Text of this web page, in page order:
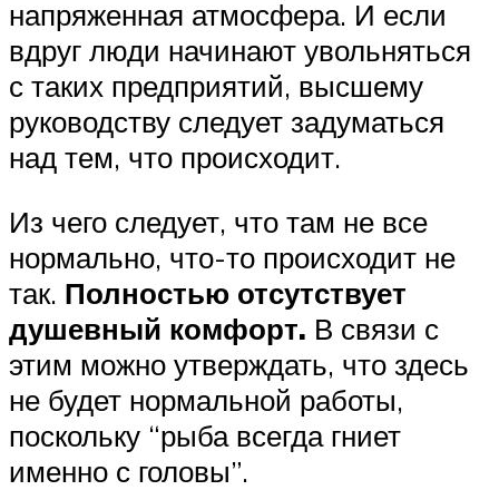
напряженная атмосфера. И если
вдруг люди начинают увольняться
с таких предприятий, высшему
руководству следует задуматься
над тем, что происходит.
Из чего следует, что там не все
нормально, что-то происходит не
так. Полностью отсутствует
душевный комфорт. В связи с
этим можно утверждать, что здесь
не будет нормальной работы,
поскольку “рыба всегда гниет
именно с головы”.